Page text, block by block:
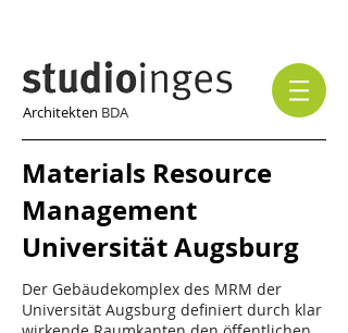
Architekten BDA
Materials Resource
Management
Universität Augsburg
Der Gebäudekomplex des MRM der
Universität Augsburg definiert durch klar